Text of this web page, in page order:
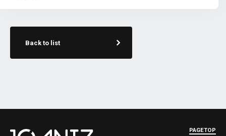
Back to list
PAGETOP